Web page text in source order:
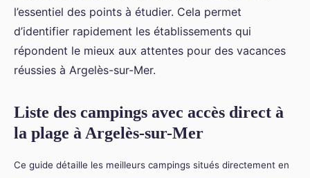
l’essentiel des points à étudier. Cela permet
d’identifier rapidement les établissements qui
répondent le mieux aux attentes pour des vacances
réussies à Argelès-sur-Mer.
Liste des campings avec accès direct à
la plage à Argelès-sur-Mer
Ce guide détaille les meilleurs campings situés directement en